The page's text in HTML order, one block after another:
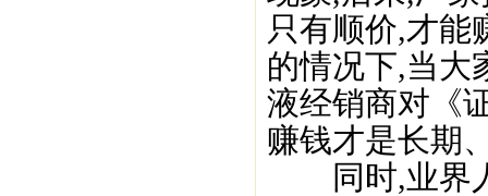
只有顺价,才能
的情况下,当大
液经销商对《
赚钱才是长期
同时,业界人